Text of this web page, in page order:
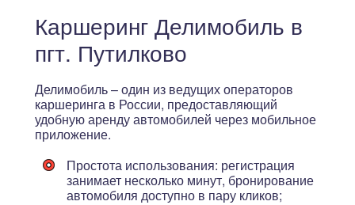
Каршеринг Делимобиль в
пгт. Путилково
Делимобиль – один из ведущих операторов
каршеринга в России, предоставляющий
удобную аренду автомобилей через мобильное
приложение.
Простота использования: регистрация
занимает несколько минут, бронирование
автомобиля доступно в пару кликов;